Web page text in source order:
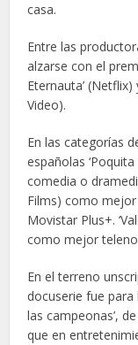
casa.
Entre las
alzarse con el
Eternauta’ (Netflix)
Video).
En las categorías
españolas
comedia o
Films) como
Movistar Plus+.
como mejor
En el terreno
docuserie fue para
las campeonas’,
que en